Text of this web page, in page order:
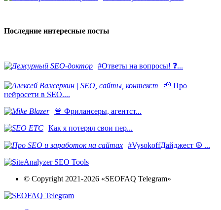
Последние интересные посты
#Ответы на вопросы! ❓...
🦥 Про
нейросети в SEO....
​🚨 Фрилансеры, агентст...
Как я потерял свои пер...
#VysokoffДайджест ☮️ ...
© Copyright 2021-2026 «SEOFAQ Telegram»